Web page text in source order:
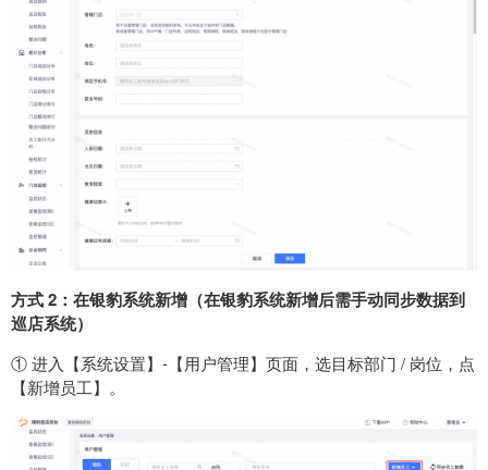
方式 2：在银豹系统新增（在银豹系统新增后需手动同步数据到
巡店系统）
① 进入【系统设置】-【用户管理】页面，选目标部门 / 岗位，点
【新增员工】。